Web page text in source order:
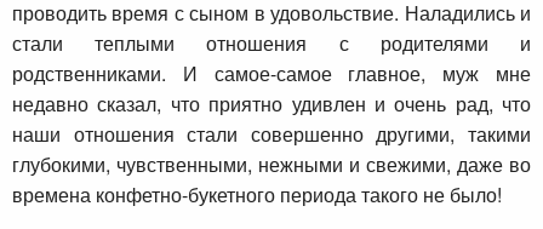
проводить время с сыном в удовольствие. Наладились и
стали теплыми отношения с родителями и
родственниками. И самое-самое главное, муж мне
недавно сказал, что приятно удивлен и очень рад, что
наши отношения стали совершенно другими, такими
глубокими, чувственными, нежными и свежими, даже во
времена конфетно-букетного периода такого не было!